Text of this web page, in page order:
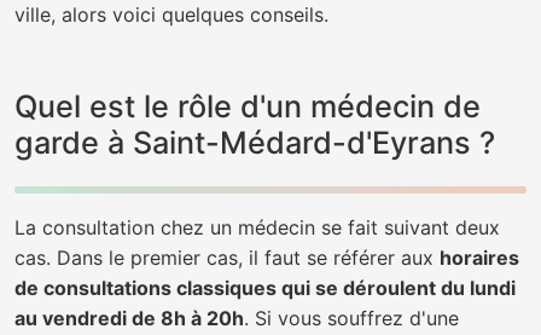
ville, alors voici quelques conseils.
Quel est le rôle d'un médecin de
garde à Saint-Médard-d'Eyrans ?
La consultation chez un médecin se fait suivant deux
cas. Dans le premier cas, il faut se référer aux horaires
de consultations classiques qui se déroulent du lundi
au vendredi de 8h à 20h. Si vous souffrez d'une